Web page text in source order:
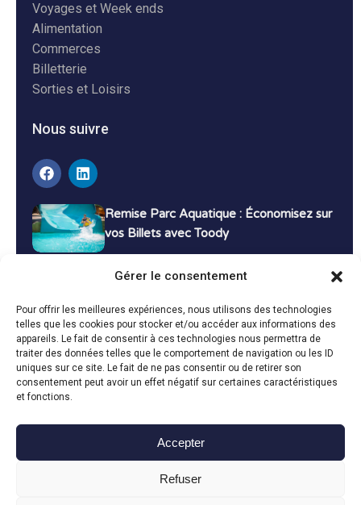
Gérer le consentement
Pour offrir les meilleures expériences, nous utilisons des technologies
telles que les cookies pour stocker et/ou accéder aux informations des
appareils. Le fait de consentir à ces technologies nous permettra de
traiter des données telles que le comportement de navigation ou les ID
uniques sur ce site. Le fait de ne pas consentir ou de retirer son
consentement peut avoir un effet négatif sur certaines caractéristiques
et fonctions.
Accepter
Refuser
Voyages et Week ends
Alimentation
Commerces
Billetterie
Sorties et Loisirs
Nous suivre
Remise Parc Aquatique : Économisez sur
vos Billets avec Toody
Bons Plans Voyage : Économisez sur vos
Vacances avec Toody
13 décembre 2024 Bon plans
Toody © 2024